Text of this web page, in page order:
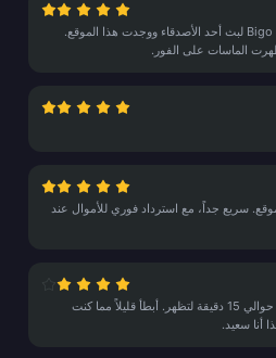
كنت بحاجة إلى بعض ماسات Bigo لبث أحد الأصدقاء ووجدت هذا الموقع.
الماسات على الفور.
سريع جداً، مع استرداد فوري للأموال عند
استغرقت ماسات Free Fire حوالي 15 دقيقة لتظهر. أبطأ قليلاً مما كنت
أنا سعيد.